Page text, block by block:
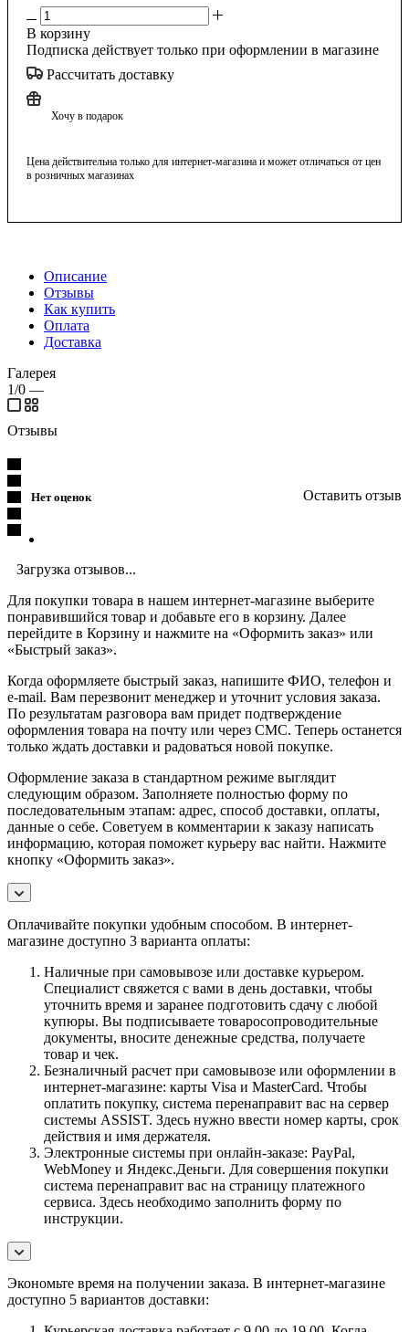
В корзину
Подписка действует только при оформлении в магазине
Рассчитать доставку
Хочу в подарок
Цена действительна только для интернет-магазина и может отличаться от цен
в розничных магазинах
Описание
Отзывы
Как купить
Оплата
Доставка
Галерея
1/0 —
Отзывы
Нет оценок Оставить отзыв
Загрузка отзывов...
Для покупки товара в нашем интернет-магазине выберите
понравившийся товар и добавьте его в корзину. Далее
перейдите в Корзину и нажмите на «Оформить заказ» или
«Быстрый заказ».
Когда оформляете быстрый заказ, напишите ФИО, телефон и
e-mail. Вам перезвонит менеджер и уточнит условия заказа.
По результатам разговора вам придет подтверждение
оформления товара на почту или через СМС. Теперь останется
только ждать доставки и радоваться новой покупке.
Оформление заказа в стандартном режиме выглядит
следующим образом. Заполняете полностью форму по
последовательным этапам: адрес, способ доставки, оплаты,
данные о себе. Советуем в комментарии к заказу написать
информацию, которая поможет курьеру вас найти. Нажмите
кнопку «Оформить заказ».
Оплачивайте покупки удобным способом. В интернет-
магазине доступно 3 варианта оплаты:
Наличные при самовывозе или доставке курьером.
Специалист свяжется с вами в день доставки, чтобы
уточнить время и заранее подготовить сдачу с любой
купюры. Вы подписываете товаросопроводительные
документы, вносите денежные средства, получаете
товар и чек.
Безналичный расчет при самовывозе или оформлении в
интернет-магазине: карты Visa и MasterCard. Чтобы
оплатить покупку, система перенаправит вас на сервер
системы ASSIST. Здесь нужно ввести номер карты, срок
действия и имя держателя.
Электронные системы при онлайн-заказе: PayPal,
WebMoney и Яндекс.Деньги. Для совершения покупки
система перенаправит вас на страницу платежного
сервиса. Здесь необходимо заполнить форму по
инструкции.
Экономьте время на получении заказа. В интернет-магазине
доступно 5 вариантов доставки: